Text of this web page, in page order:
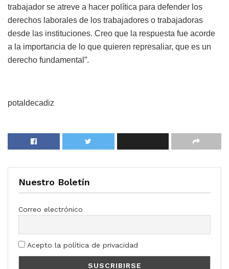
trabajador se atreve a hacer política para defender los
derechos laborales de los trabajadores o trabajadoras
desde las instituciones. Creo que la respuesta fue acorde
a la importancia de lo que quieren represaliar, que es un
derecho fundamental”.
potaldecadiz
Nuestro Boletín
Correo electrónico
Acepto la política de privacidad